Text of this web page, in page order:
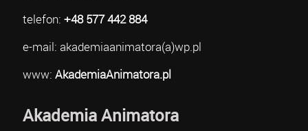
telefon: +48 577 442 884
e-mail: akademiaanimatora(a)wp.pl
www: AkademiaAnimatora.pl
Akademia Animatora